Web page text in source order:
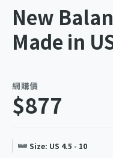
New
Made in
網購價
$877
Size: US 4.5 - 10